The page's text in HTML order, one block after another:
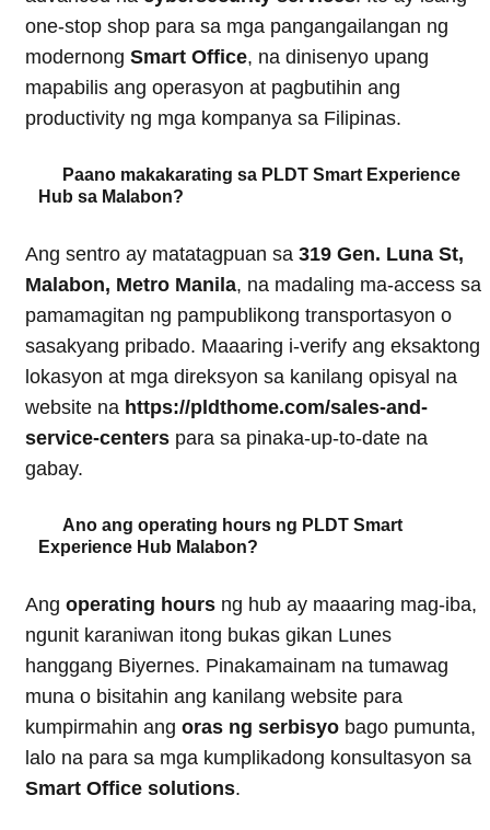
one-stop shop para sa mga pangangailangan ng
modernong Smart Office, na dinisenyo upang
mapabilis ang operasyon at pagbutihin ang
productivity ng mga kompanya sa Filipinas.
Paano makakarating sa PLDT Smart Experience
Hub sa Malabon?
Ang sentro ay matatagpuan sa 319 Gen. Luna St,
Malabon, Metro Manila, na madaling ma-access sa
pamamagitan ng pampublikong transportasyon o
sasakyang pribado. Maaaring i-verify ang eksaktong
lokasyon at mga direksyon sa kanilang opisyal na
website na https://pldthome.com/sales-and-
service-centers para sa pinaka-up-to-date na
gabay.
Ano ang operating hours ng PLDT Smart
Experience Hub Malabon?
Ang operating hours ng hub ay maaaring mag-iba,
ngunit karaniwan itong bukas gikan Lunes
hanggang Biyernes. Pinakamainam na tumawag
muna o bisitahin ang kanilang website para
kumpirmahin ang oras ng serbisyo bago pumunta,
lalo na para sa mga kumplikadong konsultasyon sa
Smart Office solutions.